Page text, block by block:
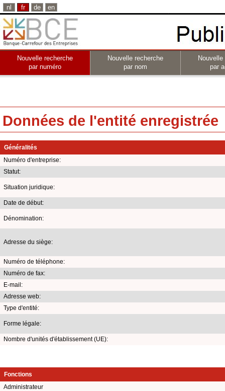
nl fr de en
Nouvelle recherche
par numéro
Nouvelle recherche
par nom
par
Données de l'entité enregistrée
Généralités
Numéro d'entreprise:
Statut:
Situation juridique:
Date de début:
Dénomination:
Adresse du siège:
Numéro de téléphone:
Numéro de fax:
E-mail:
Adresse web:
Type d'entité:
Forme légale:
Nombre d'unités d'établissement (UE):
Fonctions
Administrateur